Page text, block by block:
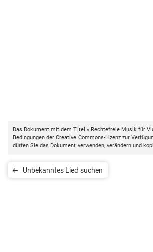
Das Dokument mit dem Titel « Rechtefreie Musik für
Bedingungen der Creative Commons-Lizenz zur
dürfen Sie das Dokument verwenden, verändern und
Unbekanntes Lied suchen